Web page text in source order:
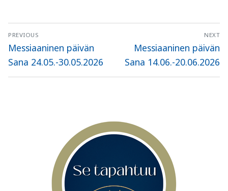
Artikkelien
selaus
PREVIOUS
Previous
post:
Messiaaninen päivän
Sana 24.05.-30.05.2026
NEXT
Next
post:
Messiaaninen päivän
Sana 14.06.-20.06.2026